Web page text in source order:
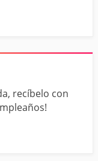
recíbelo con